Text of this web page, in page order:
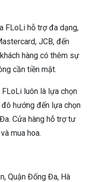
FLoLi hỗ trợ đa dạng,
JCB, đến
hàng có thêm sự
cần tiền mặt.
luôn là lựa chọn
hướng đến lựa chọn
Cửa hàng hỗ trợ tư
mua hoa.
Quận Đống Đa, Hà